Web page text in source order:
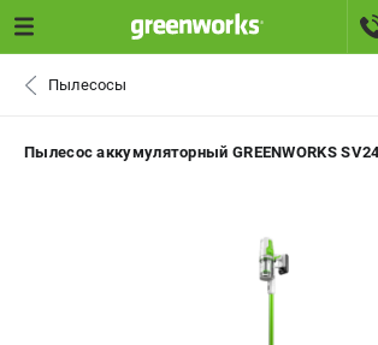
- ЗАКАЗ ЗАПЧАСТЕЙ
0 ₽
Пылесосы
Пылесос аккумуляторный GREENWORKS